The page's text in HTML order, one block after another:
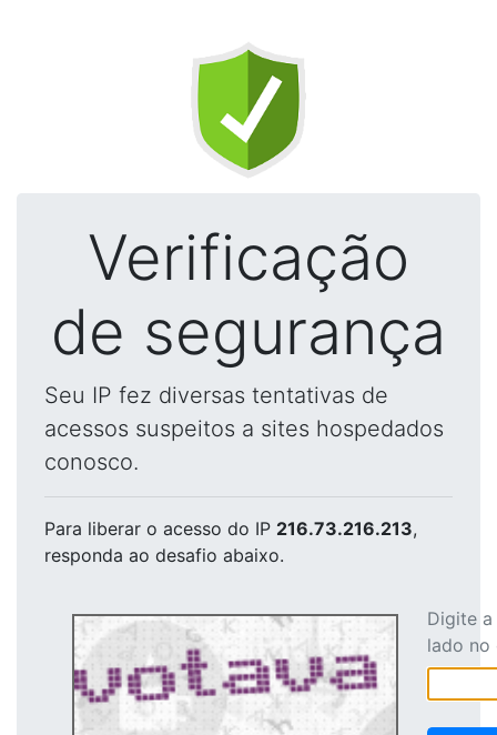
Verificação
de segurança
Seu IP fez diversas tentativas de
acessos suspeitos a sites hospedados
conosco.
Para liberar o acesso do IP 216.73.216.213,
responda ao desafio abaixo.
Digite
lado no